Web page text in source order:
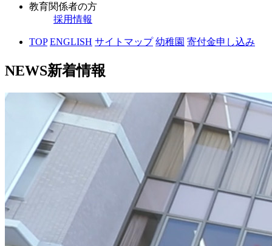
教育関係者の方
採用情報
TOP ENGLISH サイトマップ 幼稚園 寄付金申し込み
NEWS新着情報